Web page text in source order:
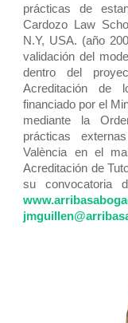
prácticas de
Cardozo Law
N.Y, USA. (año
validación del
dentro del
Acreditación de
financiado por el
mediante la
prácticas
València en el
Acreditación de
su convocatoria